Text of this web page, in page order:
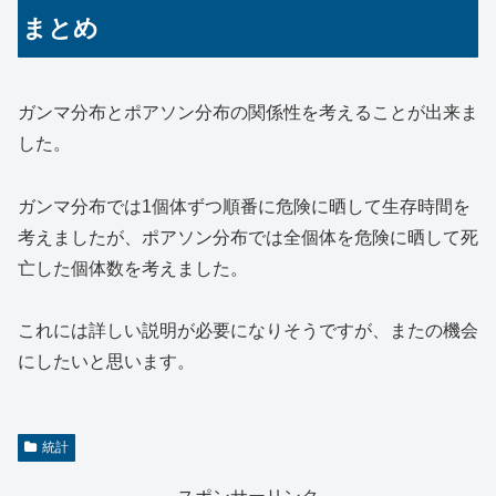
まとめ
ガンマ分布とポアソン分布の関係性を考えることが出来ま
した。
ガンマ分布では1個体ずつ順番に危険に晒して生存時間を
考えましたが、ポアソン分布では全個体を危険に晒して死
亡した個体数を考えました。
これには詳しい説明が必要になりそうですが、またの機会
にしたいと思います。
統計